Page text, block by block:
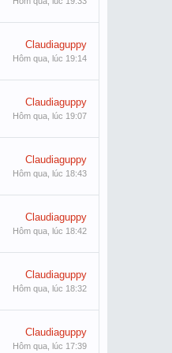
Claudiaguppy
Hôm qua, lúc 19:14
Claudiaguppy
Hôm qua, lúc 19:07
Claudiaguppy
Hôm qua, lúc 18:43
Claudiaguppy
Hôm qua, lúc 18:42
Claudiaguppy
Hôm qua, lúc 18:32
Claudiaguppy
Hôm qua, lúc 17:39